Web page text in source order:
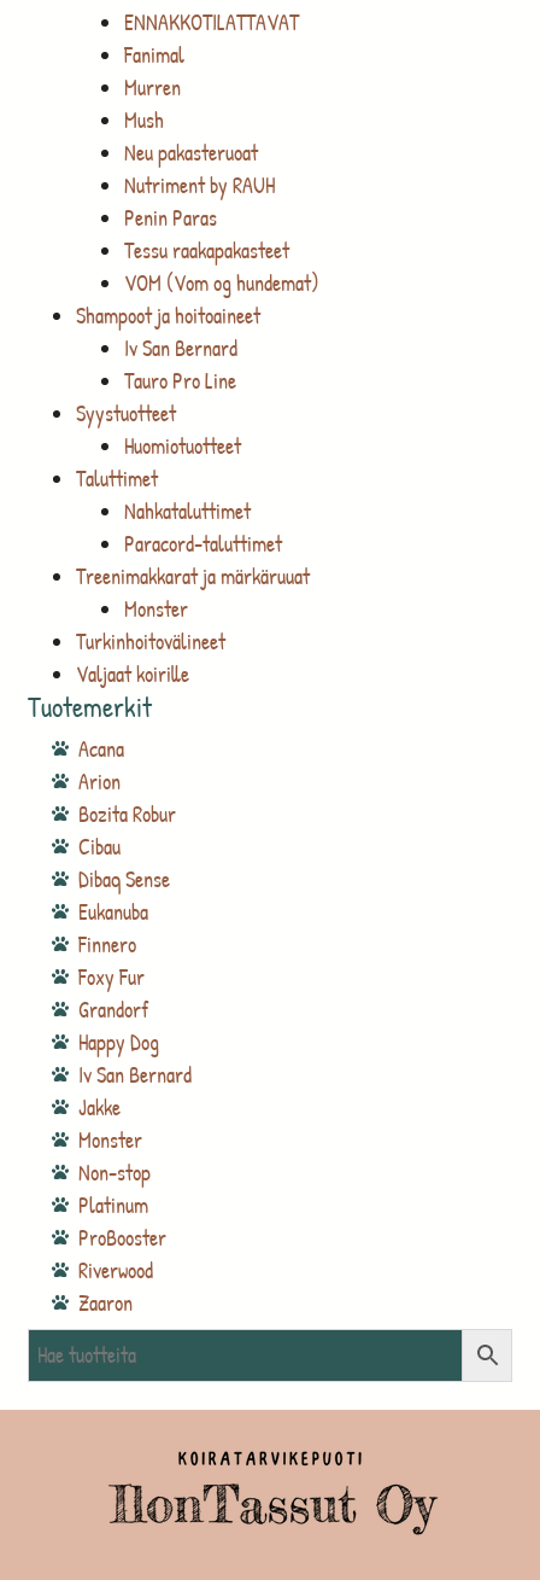
ENNAKKOTILATTAVAT
Fanimal
Murren
Mush
Neu pakasteruoat
Nutriment by RAUH
Penin Paras
Tessu raakapakasteet
VOM (Vom og hundemat)
Shampoot ja hoitoaineet
Iv San Bernard
Tauro Pro Line
Syystuotteet
Huomiotuotteet
Taluttimet
Nahkataluttimet
Paracord-taluttimet
Treenimakkarat ja märkäruuat
Monster
Turkinhoitovälineet
Valjaat koirille
Tuotemerkit
Acana
Arion
Bozita Robur
Cibau
Dibaq Sense
Eukanuba
Finnero
Foxy Fur
Grandorf
Happy Dog
Iv San Bernard
Jakke
Monster
Non-stop
Platinum
ProBooster
Riverwood
Zaaron